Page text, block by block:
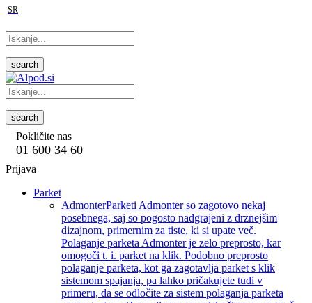
SR
search
search
Pokličite nas
01 600 34 60
Prijava
Parket
AdmonterParketi Admonter so zagotovo nekaj
posebnega, saj so pogosto nadgrajeni z drznejšim
dizajnom, primernim za tiste, ki si upate več.
Polaganje parketa Admonter je zelo preprosto, kar
omogoči t. i. parket na klik. Podobno preprosto
polaganje parketa, kot ga zagotavlja parket s klik
sistemom spajanja, pa lahko pričakujete tudi v
primeru, da se odločite za sistem polaganja parketa